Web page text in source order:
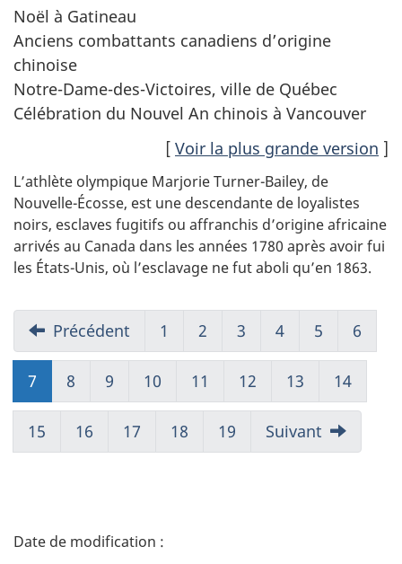
Noël à Gatineau
Anciens combattants canadiens d’origine
chinoise
Notre-Dame-des-Victoires, ville de Québec
Célébration du Nouvel An chinois à Vancouver
[ Voir la plus grande version ]
L’athlète olympique Marjorie Turner-Bailey, de
Nouvelle-Écosse, est une descendante de loyalistes
noirs, esclaves fugitifs ou affranchis d’origine africaine
arrivés au Canada dans les années 1780 après avoir fui
les États-Unis, où l’esclavage ne fut aboli qu’en 1863.
Précédent 1 2 3 4 5 6
7 (présent)
8 9 10 11 12 13 14
15 16 17 18 19 Suivant
D